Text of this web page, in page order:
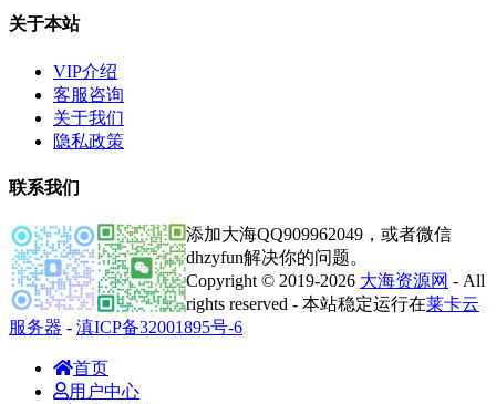
关于本站
VIP介绍
客服咨询
关于我们
隐私政策
联系我们
添加大海QQ909962049，或者微信
dhzyfun解决你的问题。
Copyright © 2019-2026 大海资源网 - All
rights reserved - 本站稳定运行在莱卡云
服务器 - 滇ICP备32001895号-6
首页
用户中心